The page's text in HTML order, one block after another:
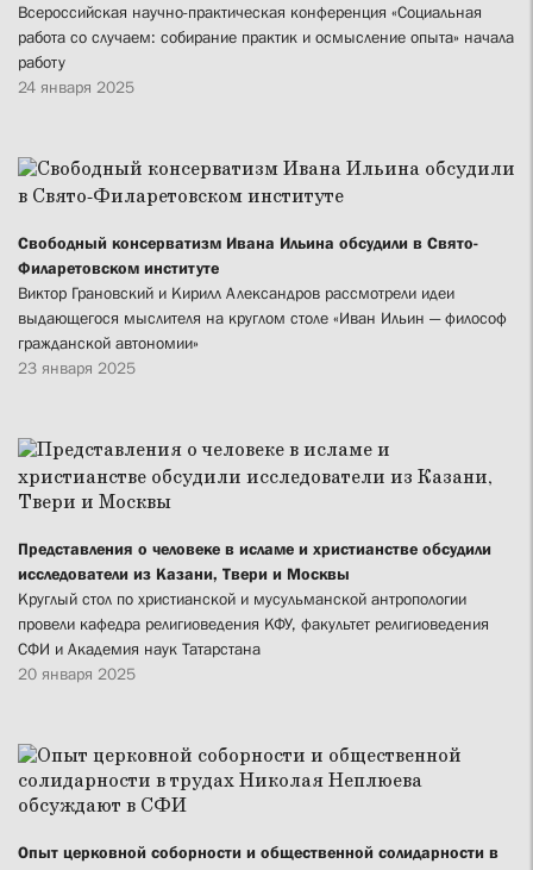
Всероссийская научно-практическая конференция «Социальная
работа со случаем: собирание практик и осмысление опыта» начала
работу
24 января 2025
Свободный консерватизм Ивана Ильина обсудили в Свято-
Филаретовском институте
Виктор Грановский и Кирилл Александров рассмотрели идеи
выдающегося мыслителя на круглом столе «Иван Ильин — философ
гражданской автономии»
23 января 2025
Представления о человеке в исламе и христианстве обсудили
исследователи из Казани, Твери и Москвы
Круглый стол по христианской и мусульманской антропологии
провели кафедра религиоведения КФУ, факультет религиоведения
СФИ и Академия наук Татарстана
20 января 2025
Опыт церковной соборности и общественной солидарности в